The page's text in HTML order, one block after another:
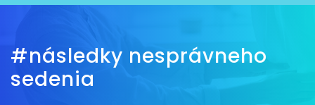
#následky nesprávneho
sedenia